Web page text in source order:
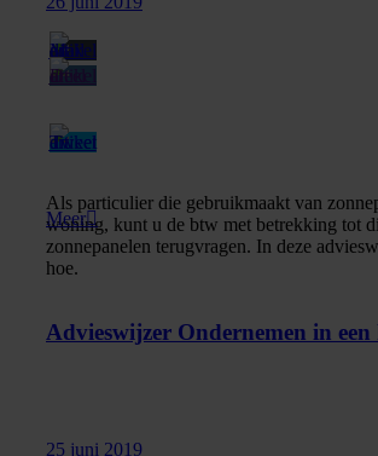
Als particulier die gebruikmaakt van
woning, kunt u de btw met betrekking tot
zonnepanelen terugvragen. In deze
hoe.
Meer
Advieswijzer Ondernemen in een
25 juni 2019